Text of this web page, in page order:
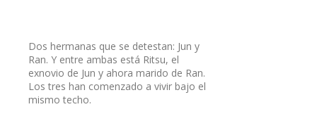
Dos hermanas que se detestan: Jun y
Ran. Y entre ambas está Ritsu, el
exnovio de Jun y ahora marido de Ran.
Los tres han comenzado a vivir bajo el
mismo techo.